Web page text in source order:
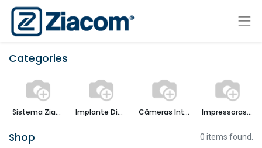
Categories
Sistema Ziacom 3D Implante Di2gital Arch® Câmeras Intraorais Impressoras 3D
Shop 0 items found.